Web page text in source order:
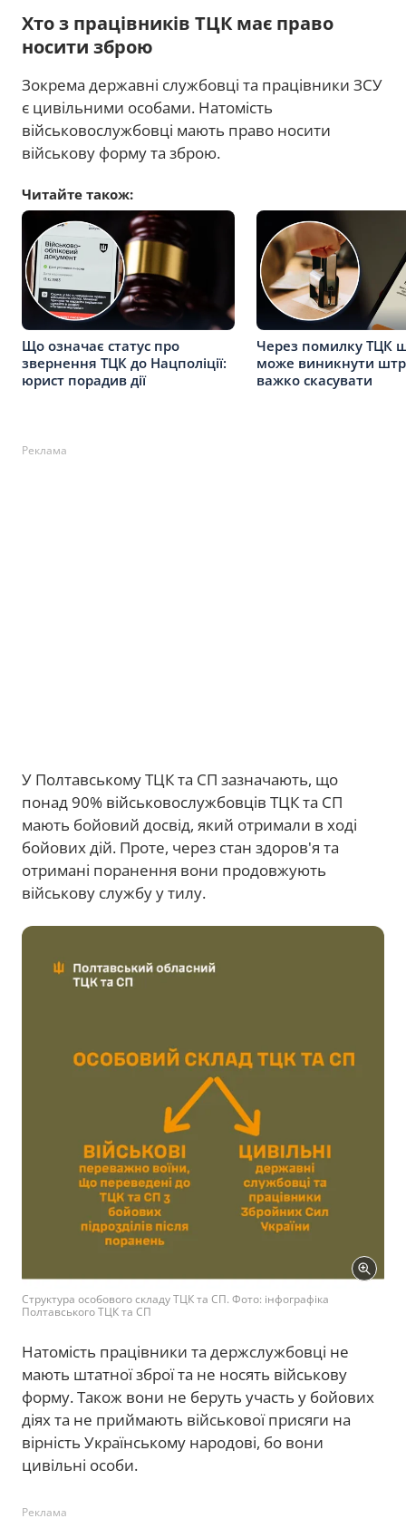
Хто з працівників ТЦК має право
носити зброю
Зокрема державні службовці та працівники ЗСУ
є цивільними особами. Натомість
військовослужбовці мають право носити
військову форму та зброю.
Читайте також:
Що означає статус про
звернення ТЦК до Нацполіції:
юрист порадив дії
Через помилку ТЦК
може виникнути
важко скасувати
Реклама
У Полтавському ТЦК та СП зазначають, що
понад 90% військовослужбовців ТЦК та СП
мають бойовий досвід, який отримали в ході
бойових дій. Проте, через стан здоров'я та
отримані поранення вони продовжують
військову службу у тилу.
Структура особового складу ТЦК та СП. Фото: інфографіка
Полтавського ТЦК та СП
Натомість працівники та держслужбовці не
мають штатної зброї та не носять військову
форму. Також вони не беруть участь у бойових
діях та не приймають військової присяги на
вірність Українському народові, бо вони
цивільні особи.
Реклама